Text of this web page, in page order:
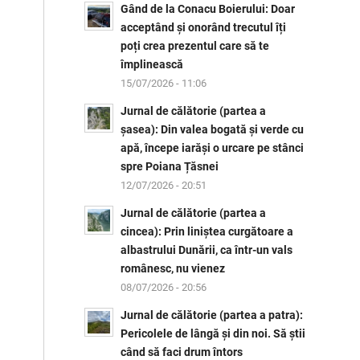
Gând de la Conacu Boierului: Doar
acceptând și onorând trecutul îți
poți crea prezentul care să te
împlinească
15/07/2026 - 11:06
Jurnal de călătorie (partea a
șasea): Din valea bogată și verde cu
apă, începe iarăși o urcare pe stânci
spre Poiana Țăsnei
12/07/2026 - 20:51
Jurnal de călătorie (partea a
cincea): Prin liniștea curgătoare a
albastrului Dunării, ca într-un vals
românesc, nu vienez
08/07/2026 - 20:56
Jurnal de călătorie (partea a patra):
Pericolele de lângă și din noi. Să știi
când să faci drum întors